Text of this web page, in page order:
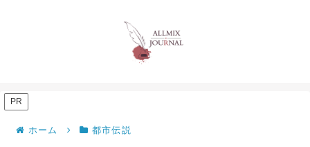
PR
ホーム 都市伝説